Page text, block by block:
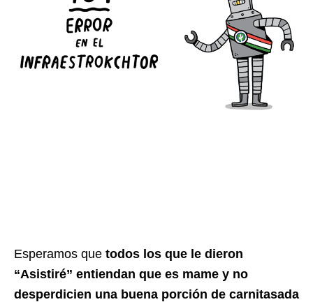
Esperamos que todos los que le dieron
“Asistiré” entiendan que es mame y no
desperdicien una buena porción de carnitasada